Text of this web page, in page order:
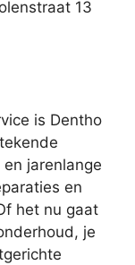
13
is Dentho
jarenlange
en
het nu gaat
je